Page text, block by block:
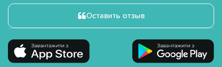
Оставить отзыв